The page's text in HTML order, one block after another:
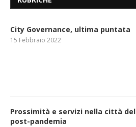
City Governance, ultima puntata
15 Febbraio 2022
Prossimità e servizi nella città del
post-pandemia